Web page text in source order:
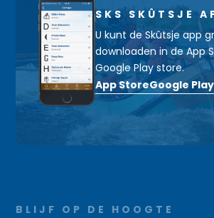
SKS SKÛTSJE
U kunt de Skûtsje app
downloaden in de App
Google Play store.
App StoreGoogle Play
BLIJF OP DE HOOGTE